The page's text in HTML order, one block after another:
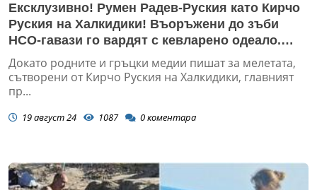
Ексклузивно! Румен Радев-Руския като Кирчо
Руския на Халкидики! Въоръжени до зъби
НСО-гавази го вардят с кевларено одеало.
Край резиденцията му пиле не може да
прехвръкне (СНИМКИ)
Докато родните и гръцки медии пишат за мелетата,
сътворени от Кирчо Руския на Халкидики, главният
пр...
19 август 24 1087 0коментара